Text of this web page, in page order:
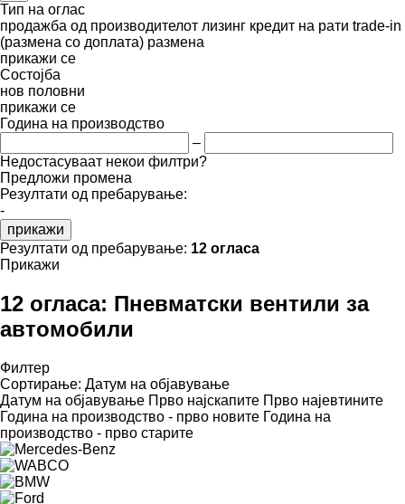
Тип на оглас
продажба од производителот лизинг кредит на рати trade-in
(размена со доплата) размена
прикажи се
Состојба
нов половни
прикажи се
Година на производство
–
Недостасуваат некои филтри?
Предложи промена
Резултати од пребарување:
-
прикажи
Резултати од пребарување: 12 огласа
Прикажи
12 огласа: Пневматски вентили за
автомобили
Филтер
Сортирање: Датум на објавување
Датум на објавување Прво најскапите Прво најевтините
Година на производство - прво новите Година на
производство - прво старите